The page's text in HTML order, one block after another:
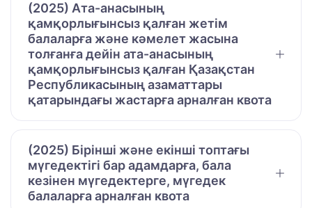
(2025) Ата-анасының
қамқорлығынсыз қалған жетім
балаларға және кәмелет жасына
толғанға дейін ата-анасының
қамқорлығынсыз қалған Қазақстан
Республикасының азаматтары
қатарындағы жастарға арналған квота
(2025) Бірінші және екінші топтағы
мүгедектігі бар адамдарға, бала
кезінен мүгедектерге, мүгедек
балаларға арналған квота